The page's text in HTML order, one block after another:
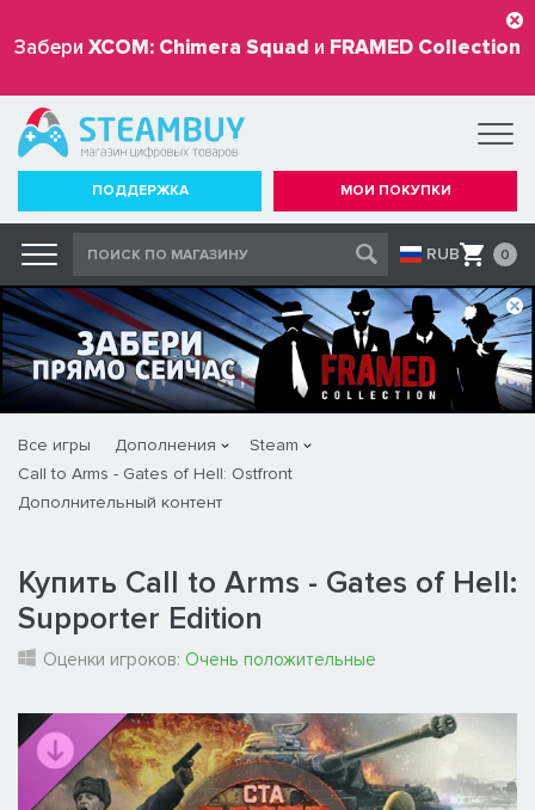
Забери XCOM: Chimera Squad и FRAMED Collection
бесплатно
ПОДДЕРЖКА МОИ ПОКУПКИ
RUB 0
Все игры Дополнения
Steam
Call to Arms - Gates of Hell: Ostfront
Дополнительный контент
Купить Call to Arms - Gates of Hell:
Supporter Edition
Оценки игроков: Очень положительные